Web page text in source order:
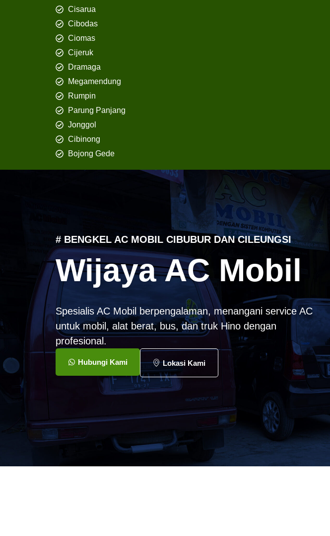
Cisarua
Cibodas
Ciomas
Cijeruk
Dramaga
Megamendung
Rumpin
Parung Panjang
Jonggol
Cibinong
Bojong Gede
# BENGKEL AC MOBIL CIBUBUR DAN CILEUNGSI
Wijaya AC Mobil
Spesialis AC Mobil berpengalaman, menangani service AC
untuk mobil, alat berat, bus, dan truk Hino dengan
profesional.
Hubungi Kami Lokasi Kami